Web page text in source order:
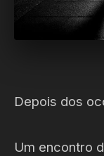
Depois dos
Um encontro